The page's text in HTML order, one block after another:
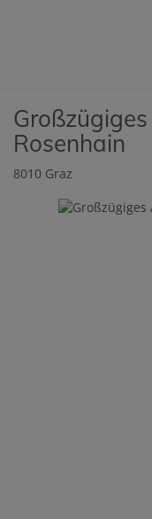
Rosenhain
8010 Graz